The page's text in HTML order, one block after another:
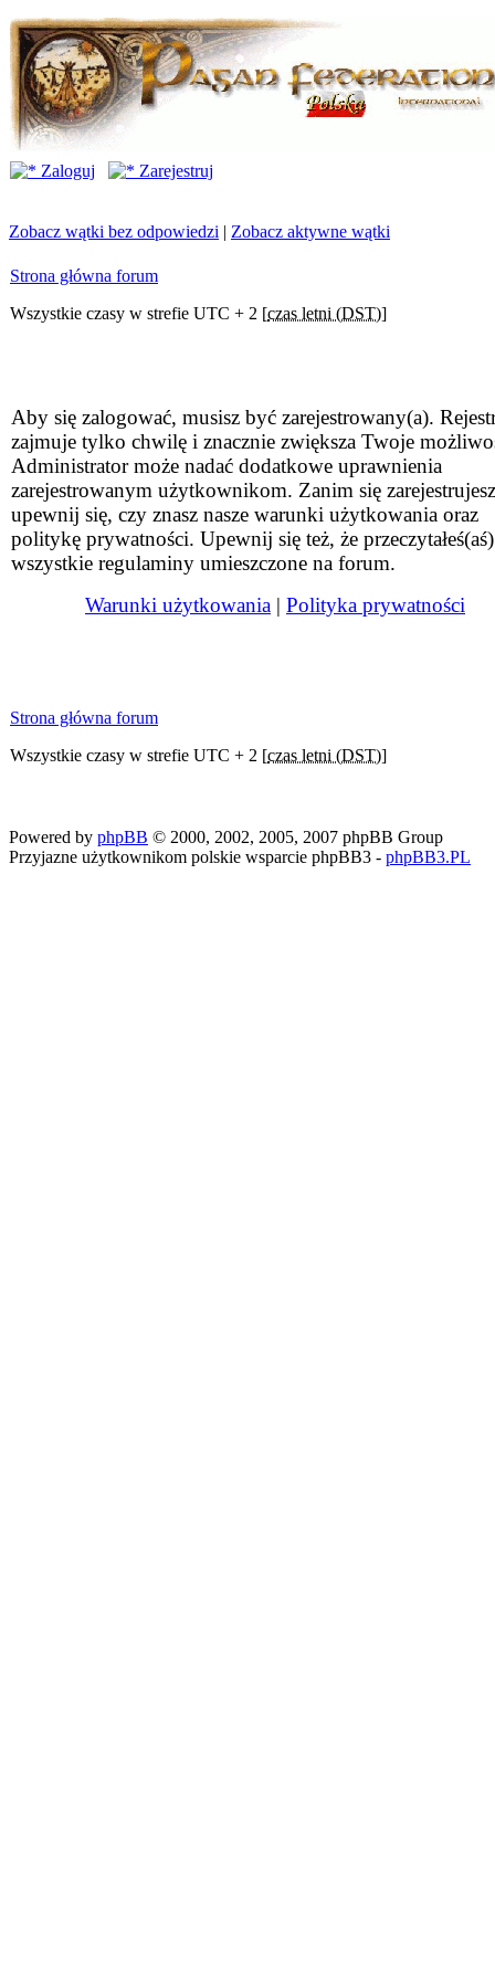
Zaloguj Zarejestruj
Zobacz wątki bez odpowiedzi | Zobacz aktywne wątki
Strona główna forum
Wszystkie czasy w strefie UTC + 2 [czas letni (DST)]
Aby się zalogować, musisz być zarejestrowany(a).
zajmuje tylko chwilę i znacznie zwiększa Twoje
Administrator może nadać dodatkowe uprawnienia
zarejestrowanym użytkownikom. Zanim się
upewnij się, czy znasz nasze warunki użytkowania oraz
politykę prywatności. Upewnij się też, że przeczytałeś(aś)
wszystkie regulaminy umieszczone na forum.
Warunki użytkowania | Polityka prywatności
Strona główna forum
Wszystkie czasy w strefie UTC + 2 [czas letni (DST)]
Powered by phpBB © 2000, 2002, 2005, 2007 phpBB Group
Przyjazne użytkownikom polskie wsparcie phpBB3 - phpBB3.PL